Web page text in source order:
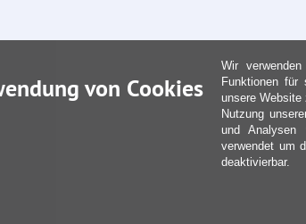
von Cookies
Wir
Funktionen
unsere Website
Nutzung
und Analysen
verwendet um
deaktivierbar.